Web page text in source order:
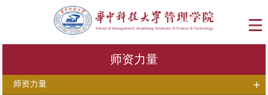
师资力量
师资力量